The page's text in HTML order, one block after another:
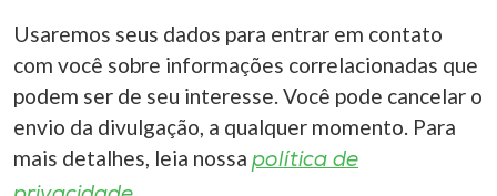
Usaremos seus dados para entrar em contato
com você sobre informações correlacionadas que
podem ser de seu interesse. Você pode cancelar o
envio da divulgação, a qualquer momento. Para
mais detalhes, leia nossa política de